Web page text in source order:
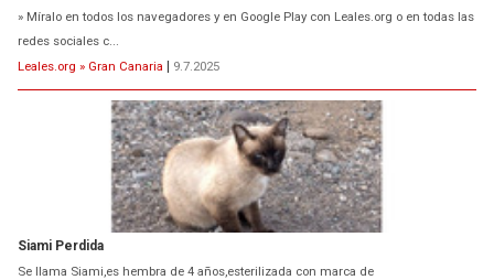
» Míralo en todos los navegadores y en Google Play con Leales.org o en todas las
redes sociales c...
Leales.org » Gran Canaria | 9.7.2025
Siami Perdida
Se llama Siami,es hembra de 4 años,esterilizada con marca de